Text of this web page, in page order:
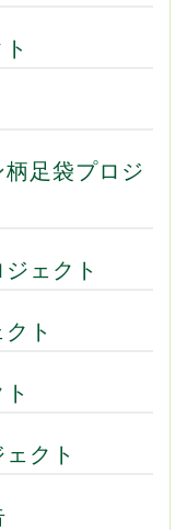
足袋プロジ
ェクト
ト
クト